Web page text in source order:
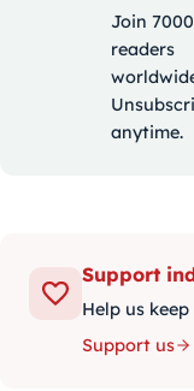
Join
readers
anytime.
Support
Help us
Support us